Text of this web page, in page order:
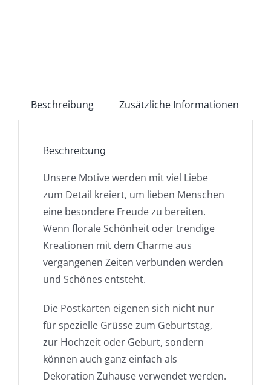
Beschreibung Zusätzliche Informationen
Beschreibung
Unsere Motive werden mit viel Liebe
zum Detail kreiert, um lieben Menschen
eine besondere Freude zu bereiten.
Wenn florale Schönheit oder trendige
Kreationen mit dem Charme aus
vergangenen Zeiten verbunden werden
und Schönes entsteht.
Die Postkarten eigenen sich nicht nur
für spezielle Grüsse zum Geburtstag,
zur Hochzeit oder Geburt, sondern
können auch ganz einfach als
Dekoration Zuhause verwendet werden.